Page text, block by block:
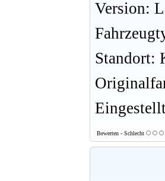
Version:
Standort:
Bewerten - Schlecht